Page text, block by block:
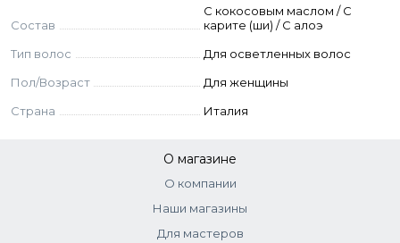
Benzyl Salicylate, Cocos Nucifera Oil (Cocos Nucifera
(Coconut) Oil), Citric Acid, Potassium Sorbate, Sodium
Benzoate, Sodium Sulfite
Состав
С кокосовым маслом / С
карите (ши) / С алоэ
Тип волос
Для осветленных волос
Пол/Возраст
Для женщины
Страна
Италия
О магазине
О компании
Наши магазины
Для мастеров